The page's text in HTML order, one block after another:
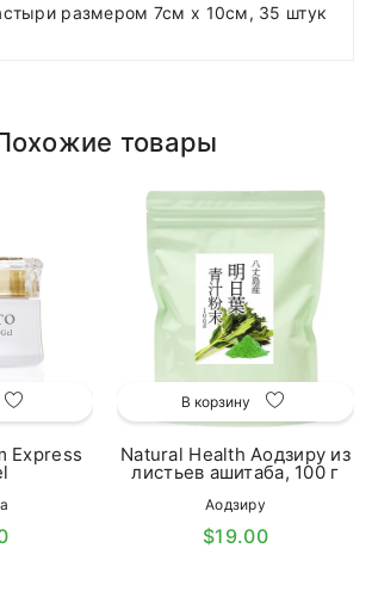
размером 7см х 10см, 35 штук
товары
Express
В корзину
Natural Health Аодзиру из
листьев ашитаба, 100 г
Аодзиру
$19.00